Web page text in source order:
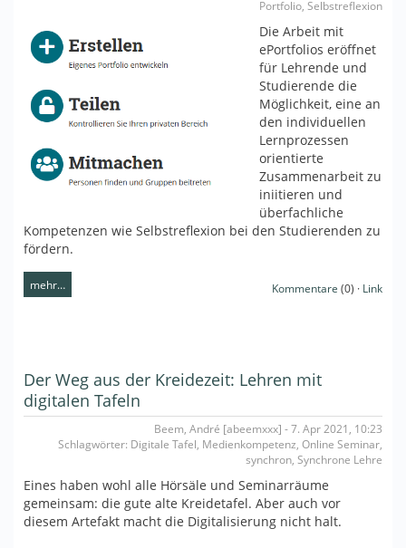
Portfolio, Selbstreflexion
Die Arbeit mit
ePortfolios eröffnet
für Lehrende und
Studierende die
Möglichkeit, eine an
den individuellen
Lernprozessen
orientierte
Zusammenarbeit zu
iniitieren und
überfachliche
Kompetenzen wie Selbstreflexion bei den Studierenden zu
fördern.
mehr… Kommentare (0) · Link
Der Weg aus der Kreidezeit: Lehren mit
digitalen Tafeln
Beem, André [abeemxxx] - 7. Apr 2021, 10:23
Schlagwörter: Digitale Tafel, Medienkompetenz, Online Seminar,
synchron, Synchrone Lehre
Eines haben wohl alle Hörsäle und Seminarräume
gemeinsam: die gute alte Kreidetafel. Aber auch vor
diesem Artefakt macht die Digitalisierung nicht halt.